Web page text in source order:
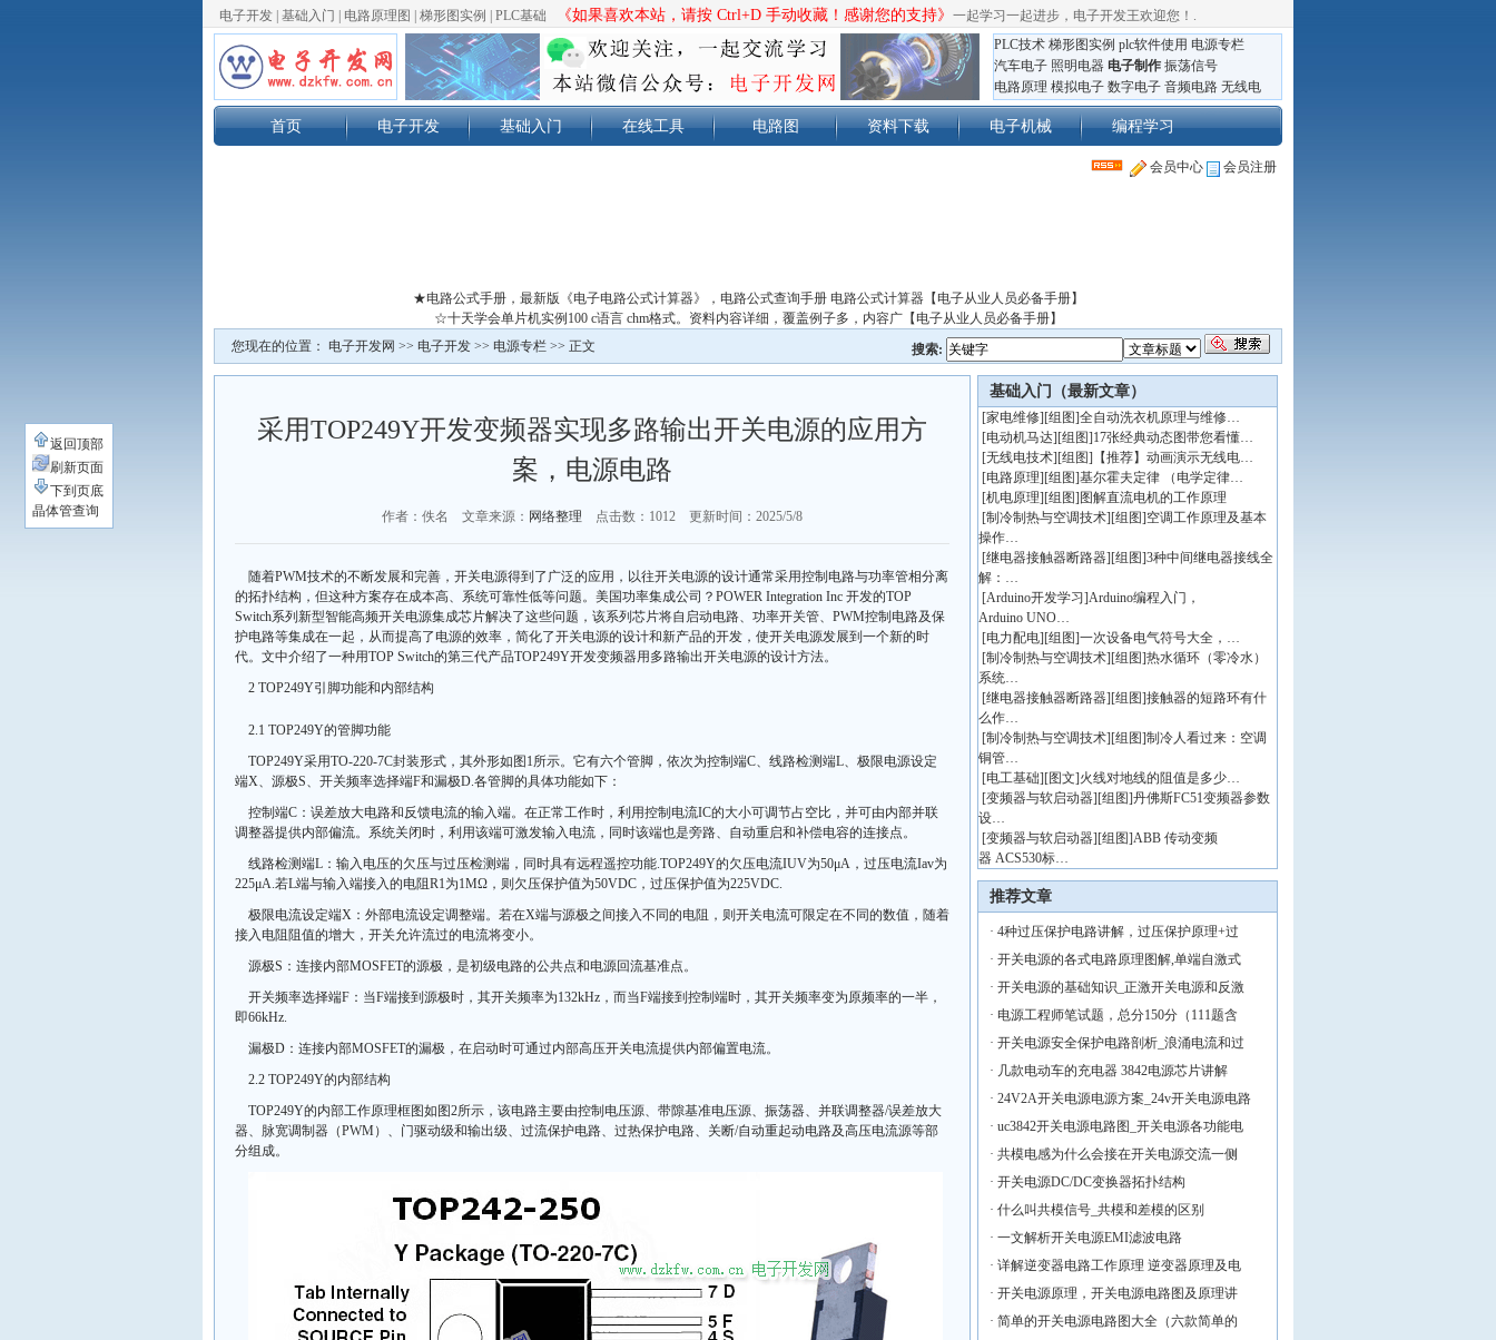
电子开发 基础入门 电路原理图 梯形图实例 PLC基础 《如果喜欢本站，请按 Ctrl+D 手动收藏！感谢您的支持》 一起学习一起进步，电子开发王欢迎您！ .
PLC技术 梯形图实例 plc软件使用 电源专栏
汽车电子 照明电器 电子制作 振荡信号
电路原理 模拟电子 数字电子 音频电路 无线电
首页 电子开发 基础入门 在线工具 电路图 资料下载 电子机械 编程学习
会员中心 会员注册
★电路公式手册，最新版《电子电路公式计算器》，电路公式查询手册 电路公式计算器【电子从业人员必备手册】
☆十天学会单片机实例100 c语言 chm格式。资料内容详细，覆盖例子多，内容广【电子从业人员必备手册】
搜索:
您现在的位置： 电子开发网 >> 电子开发 >> 电源专栏 >> 正文
采用TOP249Y开发变频器实现多路输出开关电源的应用方
案，电源电路
作者：佚名 文章来源： 网络整理 点击数： 1012 更新时间：2025/5/8
随着PWM技术的不断发展和完善，开关电源得到了广泛的应用，以往开关电源的设计通常采用控制电路与功率管相分离
的拓扑结构，但这种方案存在成本高、系统可靠性低等问题。美国功率集成公司？POWER Integration Inc 开发的TOP
Switch系列新型智能高频开关电源集成芯片解决了这些问题，该系列芯片将自启动电路、功率开关管、PWM控制电路及保
护电路等集成在一起，从而提高了电源的效率，简化了开关电源的设计和新产品的开发，使开关电源发展到一个新的时
代。文中介绍了一种用TOP Switch的第三代产品TOP249Y开发变频器用多路输出开关电源的设计方法。
2 TOP249Y引脚功能和内部结构
2.1 TOP249Y的管脚功能
TOP249Y采用TO-220-7C封装形式，其外形如图1所示。它有六个管脚，依次为控制端C、线路检测端L、极限电源设定
端X、源极S、开关频率选择端F和漏极D.各管脚的具体功能如下：
控制端C：误差放大电路和反馈电流的输入端。在正常工作时，利用控制电流IC的大小可调节占空比，并可由内部并联
调整器提供内部偏流。系统关闭时，利用该端可激发输入电流，同时该端也是旁路、自动重启和补偿电容的连接点。
线路检测端L：输入电压的欠压与过压检测端，同时具有远程遥控功能.TOP249Y的欠压电流IUV为50μA，过压电流Iav为
225μA.若L端与输入端接入的电阻R1为1MΩ，则欠压保护值为50VDC，过压保护值为225VDC.
极限电流设定端X：外部电流设定调整端。若在X端与源极之间接入不同的电阻，则开关电流可限定在不同的数值，随着
接入电阻阻值的增大，开关允许流过的电流将变小。
源极S：连接内部MOSFET的源极，是初级电路的公共点和电源回流基准点。
开关频率选择端F：当F端接到源极时，其开关频率为132kHz，而当F端接到控制端时，其开关频率变为原频率的一半，
即66kHz.
漏极D：连接内部MOSFET的漏极，在启动时可通过内部高压开关电流提供内部偏置电流。
2.2 TOP249Y的内部结构
TOP249Y的内部工作原理框图如图2所示，该电路主要由控制电压源、带隙基准电压源、振荡器、并联调整器/误差放大
器、脉宽调制器（PWM）、门驱动级和输出级、过流保护电路、过热保护电路、关断/自动重起动电路及高压电流源等部
分组成。
基础入门（最新文章）
[家电维修][组图]全自动洗衣机原理与维修…
[电动机马达][组图]17张经典动态图带您看懂…
[无线电技术][组图] 【推荐】动画演示无线电…
[电路原理][组图]基尔霍夫定律 （电学定律…
[机电原理][组图] 图解直流电机的工作原理
[制冷制热与空调技术][组图]空调工作原理及基本
操作…
[继电器接触器断路器][组图]3种中间继电器接线全
解：…
[Arduino开发学习 ]Arduino编程入门，
Arduino UNO…
[电力配电][组图]一次设备电气符号大全，…
[制冷制热与空调技术][组图]热水循环（零冷水）
系统…
[继电器接触器断路器][组图]接触器的短路环有什
么作…
[制冷制热与空调技术][组图]制冷人看过来：空调
铜管…
[电工基础][图文]火线对地线的阻值是多少…
[变频器与软启动器][组图]丹佛斯FC51变频器参数
设…
[变频器与软启动器][组图]ABB 传动变频
器 ACS530标…
推荐文章
· 4种过压保护电路讲解，过压保护原理+过
· 开关电源的各式电路原理图解,单端自激式
· 开关电源的基础知识_正激开关电源和反激
· 电源工程师笔试题，总分150分（111题含
· 开关电源安全保护电路剖析_浪涌电流和过
· 几款电动车的充电器 3842电源芯片讲解
· 24V2A开关电源电源方案_24v开关电源电路
· uc3842开关电源电路图_开关电源各功能电
· 共模电感为什么会接在开关电源交流一侧
· 开关电源DC/DC变换器拓扑结构
· 什么叫共模信号_共模和差模的区别
· 一文解析开关电源EMI滤波电路
· 详解逆变器电路工作原理 逆变器原理及电
· 开关电源原理，开关电源电路图及原理讲
· 简单的开关电源电路图大全（六款简单的
返回顶部
刷新页面
下到页底
晶体管查询